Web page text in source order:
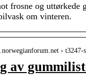
frosne og uttørkede
om vinteren.
›
av